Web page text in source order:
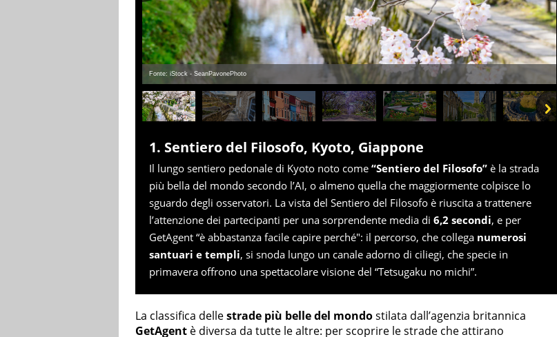
Fonte: iStock - SeanPavonePhoto
Prev Next
1. Sentiero del Filosofo, Kyoto, Giappone
Il lungo sentiero pedonale di Kyoto noto come “Sentiero del Filosofo” è la strada
più bella del mondo secondo l’AI, o almeno quella che maggiormente colpisce lo
sguardo degli osservatori. La vista del Sentiero del Filosofo è riuscita a trattenere
l’attenzione dei partecipanti per una sorprendente media di 6,2 secondi, e per
GetAgent “è abbastanza facile capire perché": il percorso, che collega numerosi
santuari e templi, si snoda lungo un canale adorno di ciliegi, che specie in
primavera offrono una spettacolare visione del “Tetsugaku no michi”.
La classifica dellestrade più belle del mondostilata dall’agenzia britannica
GetAgent è diversa da tutte le altre: per scoprire le strade che attirano